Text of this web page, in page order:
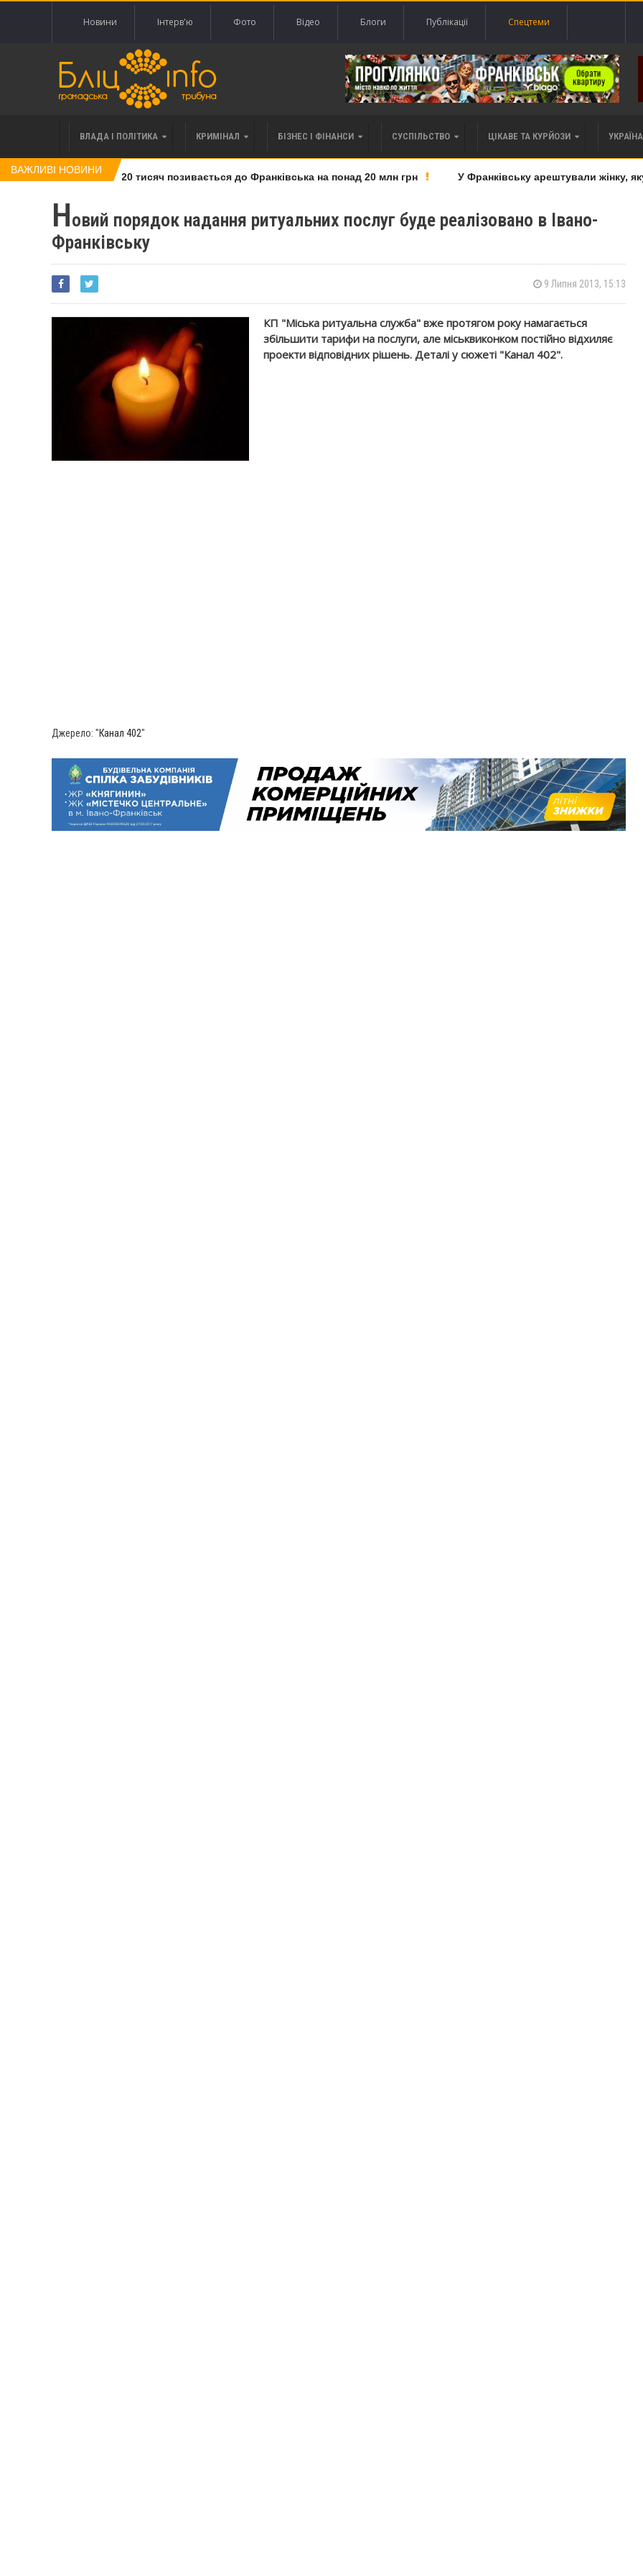
Новини Інтерв'ю Фото Відео Блоги Публікації Спецтеми
ВЛАДА І ПОЛІТИКА КРИМІНАЛ БІЗНЕС І ФІНАНСИ СУСПІЛЬСТВО ЦІКАВЕ ТА КУРЙОЗИ
ВАЖЛИВІ НОВИНИ
права вимоги за 120 тисяч позивається до Франківська на понад 20 млн грн У Франківську арештували жінку,
Новий порядок надання ритуальних послуг буде реалізовано в Івано-
Франківську
9 Липня 2013, 15:13
КП "Міська ритуальна служба" вже протягом року намагається
збільшити тарифи на послуги, але міськвиконком постійно відхиляє
проекти відповідних рішень. Деталі у сюжеті "Канал 402".
Джерело: "Канал 402"